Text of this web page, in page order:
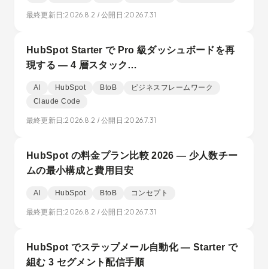
最終更新日:2026.8.2 / 公開日:2026.7.31
HubSpot Starter で Pro 級ダッシュボードを再
現する — 4 層スタック…
AI HubSpot BtoB
ビジネスフレームワーク
Claude Code
最終更新日:2026.8.2 / 公開日:2026.7.31
HubSpot の料金プラン比較 2026 — 少人数チー
ムの最小構成と費用目安
AI HubSpot BtoB コンセプト
最終更新日:2026.8.2 / 公開日:2026.7.31
HubSpot でステップメール自動化 — Starter で
組む 3 セグメント配信手順